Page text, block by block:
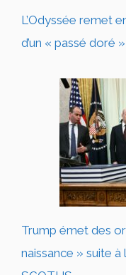
L’Odyssée remet
d’un « passé doré »
Trump émet des
naissance » suite